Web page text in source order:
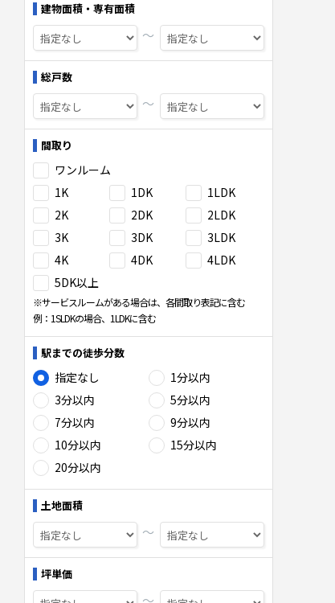
建物面積・専有面積
〜
総戸数
〜
間取り
ワンルーム
1K
1DK
1LDK
2K
2DK
2LDK
3K
3DK
3LDK
4K
4DK
4LDK
5DK以上
※サービスルームがある場合は、各間取り表記に含む
例：1SLDKの場合、1LDKに含む
駅までの徒歩分数
指定なし
1分以内
3分以内
5分以内
7分以内
9分以内
10分以内
15分以内
20分以内
土地面積
〜
坪単価